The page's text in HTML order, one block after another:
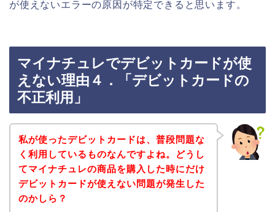
が使えないエラーの原因が特定できると思います。
マイナチュレでデビットカードが使
えない理由４．「デビットカードの
不正利用」
私が使ったデビットカードは、普段問題な
く利用しているものなんですよね。どうし
てマイナチュレの商品を購入した時にだけ
デビットカードが使えない問題が発生した
のかしら？